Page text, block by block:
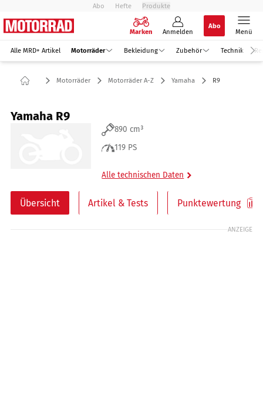
Abo Hefte Produkte
Marken Anmelden
Abo
Menü
Alle MRD+ Artikel Motorräder Bekleidung Zubehör Technik
Motorräder Motorräder A-Z Yamaha R9
Yamaha R9
890 cm³
119 PS
Alle technischen Daten
Übersicht Artikel & Tests Punktewertung
ANZEIGE